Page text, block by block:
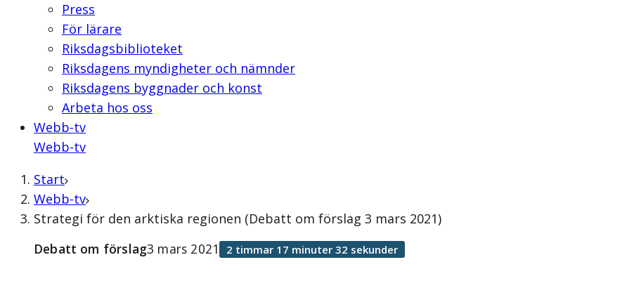
Press
För lärare
Riksdagsbiblioteket
Riksdagens myndigheter och nämnder
Riksdagens byggnader och konst
Arbeta hos oss
Webb-tv
Webb-tv
Start
Webb-tv
Strategi för den arktiska regionen (Debatt om förslag 3 mars 2021)
Debatt om förslag3 mars 2021 2 timmar 17 minuter 32 sekunder